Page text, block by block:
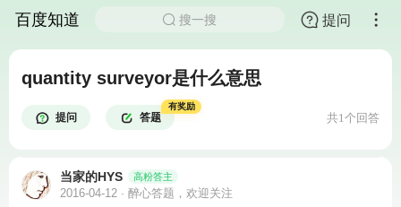
百度知道 提问
搜一搜
quantity surveyor是什么意思
提问 答题
有奖励
共1个回答
当家的HYS 高粉答主
2016-04-12 醉心答题，欢迎关注